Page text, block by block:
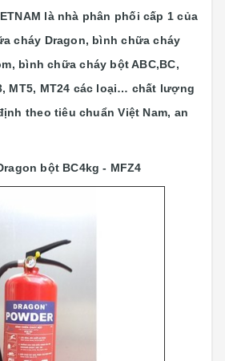
là nhà phân phối cấp 1 của
cháy Dragon, bình chữa cháy
bình chữa cháy bột ABC,BC,
MT5, MT24 các loại… chất lượng
theo tiêu chuẩn Việt Nam, an
bột BC4kg - MFZ4